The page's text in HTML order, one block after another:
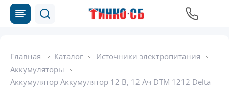
Главная Каталог
Источники электропитания
Аккумуляторы
Аккумулятор Аккумулятор 12 В, 12 Ач DTM 1212 Delta